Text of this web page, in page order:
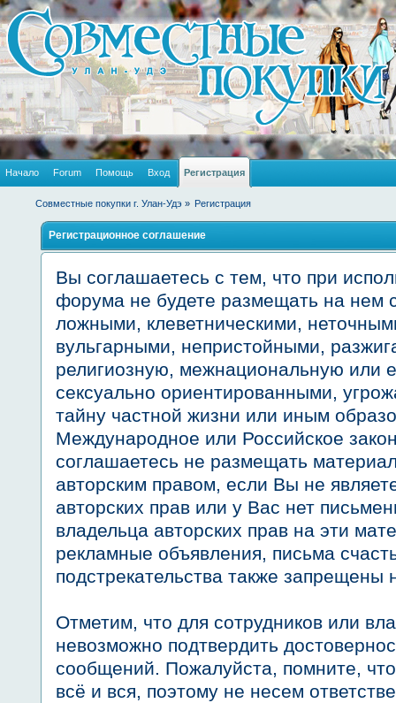
Начало Forum Помощь Вход Регистрация
Совместные покупки г. Улан-Удэ » Регистрация
Регистрационное соглашение
Вы соглашаетесь с тем, что при
форума не будете размещать на нем
ложными, клеветническими,
вульгарными, непристойными,
религиозную, межнациональную или
сексуально ориентированными,
тайну частной жизни или иным
Международное или Российское
соглашаетесь не размещать
авторским правом, если Вы не
авторских прав или у Вас нет
владельца авторских прав на эти
рекламные объявления, письма
подстрекательства также
Отметим, что для сотрудников или
невозможно подтвердить
сообщений. Пожалуйста, помните,
всё и вся, поэтому не несем